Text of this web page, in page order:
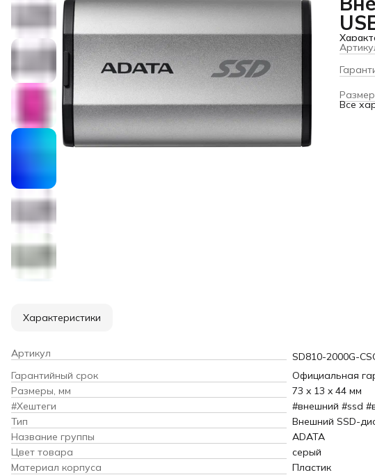
Все
Характеристики
Артикул
SD810-2000G-
Гарантийный срок
Официальная
Размеры, мм
73 x 13 x 44 мм
#Хештеги
#внешний #ssd
Тип
Внешний SSD-
Название группы
ADATA
Цвет товара
серый
Материал корпуса
Пластик